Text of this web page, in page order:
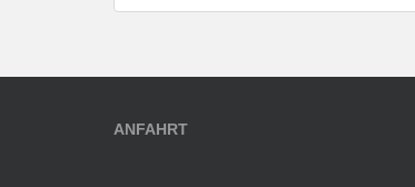
ANFAHRT